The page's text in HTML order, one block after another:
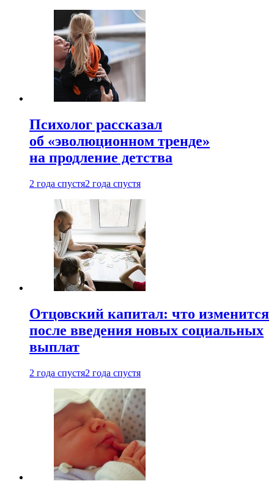
Психолог рассказал
об «эволюционном тренде»
на продление детства
2 года спустя2 года спустя
Отцовский капитал: что изменится
после введения новых социальных
выплат
2 года спустя2 года спустя